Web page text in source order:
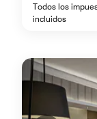
Todos los
incluidos